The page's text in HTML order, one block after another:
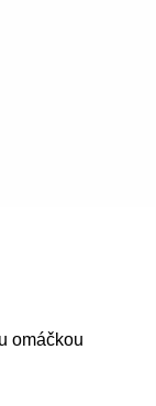
omáčkou